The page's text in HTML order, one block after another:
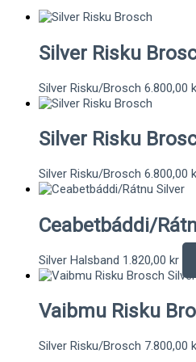
Silver Risku
Silver Risku/Brosch 6.800,00
Silver Risku
Silver Risku/Brosch 6.800,00
Ceabetbáddi/
Silver Halsband 1.820,00 kr
Vaibmu Risku
Silver Risku/Brosch 7.800,00